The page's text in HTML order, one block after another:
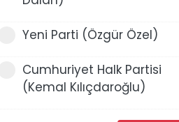
Yeni Parti (Özgür Özel)
Cumhuriyet Halk Partisi
(Kemal Kılıçdaroğlu)